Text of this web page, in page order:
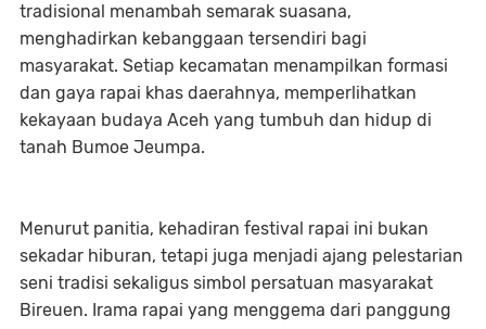
tradisional menambah semarak suasana,
menghadirkan kebanggaan tersendiri bagi
masyarakat. Setiap kecamatan menampilkan formasi
dan gaya rapai khas daerahnya, memperlihatkan
kekayaan budaya Aceh yang tumbuh dan hidup di
tanah Bumoe Jeumpa.
Menurut panitia, kehadiran festival rapai ini bukan
sekadar hiburan, tetapi juga menjadi ajang pelestarian
seni tradisi sekaligus simbol persatuan masyarakat
Bireuen. Irama rapai yang menggema dari panggung